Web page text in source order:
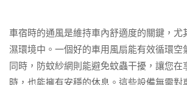
車宿時的通風是維持車內舒適度的關鍵，尤
濕環境中。一個好的車用風扇能有效循環空
同時，防蚊紗網則能避免蚊蟲干擾，讓您在
時，也能擁有安穩的休息。這些設備無需對